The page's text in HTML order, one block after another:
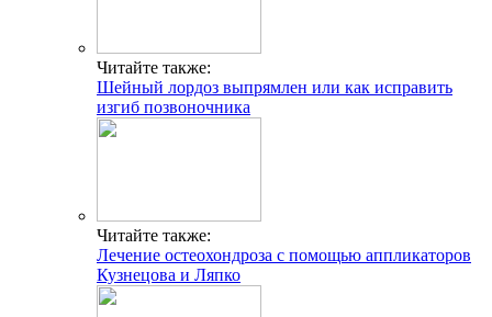
Читайте также:
Шейный лордоз выпрямлен или как исправить
изгиб позвоночника
Читайте также:
Лечение остеохондроза с помощью аппликаторов
Кузнецова и Ляпко